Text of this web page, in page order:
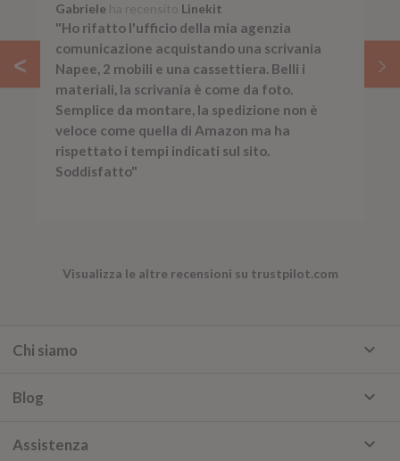
Gabriele ha recensito Linekit
"Ho rifatto l'ufficio della mia agenzia
comunicazione acquistando una scrivania
Napee, 2 mobili e una cassettiera. Belli i
materiali, la scrivania è come da foto.
Semplice da montare, la spedizione non è
veloce come quella di Amazon ma ha
rispettato i tempi indicati sul sito.
Soddisfatto"
Visualizza le altre recensioni su trustpilot.com
Chi siamo keyboard_arrow_down
Blog keyboard_arrow_down
Assistenza keyboard_arrow_down